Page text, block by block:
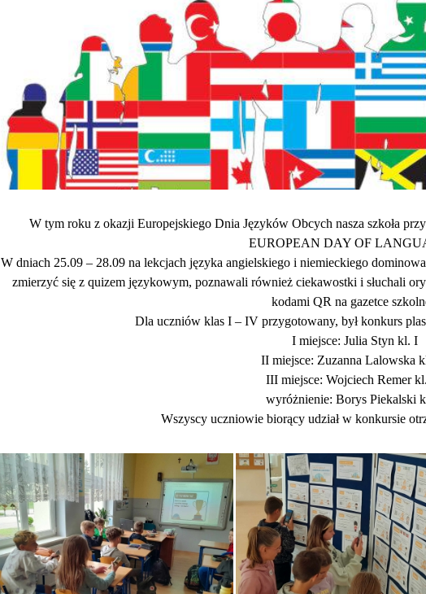
W tym roku z okazji Europejskiego Dnia Języków Obcych nasza szkoła
EUROPEAN DAY OF
W dniach 25.09 – 28.09 na lekcjach języka angielskiego i niemieckiego
zmierzyć się z quizem językowym, poznawali również ciekawostki i słuchali
kodami QR na gazetce
Dla uczniów klas I – IV przygotowany, był konkurs
I miejsce: Julia Styn kl. I
II miejsce: Zuzanna Lalowska
III miejsce: Wojciech Remer
wyróżnienie: Borys Piekalski
Wszyscy uczniowie biorący udział w konkursie